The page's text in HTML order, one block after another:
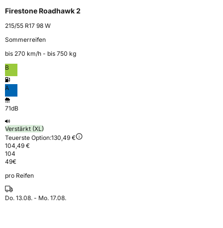
Firestone Roadhawk 2
215/55 R17 98 W
Sommerreifen
bis 270 km⁠/⁠h - bis 750 kg
B
A
71dB
Verstärkt (XL)
Teuerste Option:130,49 €
104,49 €
104
49€
pro Reifen
Do. 13.08. - Mo. 17.08.